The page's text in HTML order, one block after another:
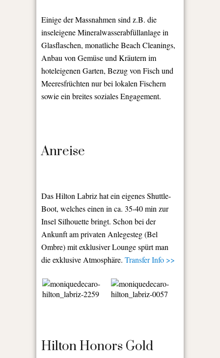
Einige der Massnahmen sind z.B. die
inseleigene Mineralwasserabfüllanlage in
Glasflaschen, monatliche Beach Cleanings,
Anbau von Gemüse und Kräutern im
hoteleigenen Garten, Bezug von Fisch und
Meeresfrüchten nur bei lokalen Fischern
sowie ein breites soziales Engagement.
Anreise
Das Hilton Labriz hat ein eigenes Shuttle-
Boot, welches einen in ca. 35-40 min zur
Insel Silhouette bringt. Schon bei der
Ankunft am privaten Anlegesteg (Bel
Ombre) mit exklusiver Lounge spürt man
die exklusive Atmosphäre. Transfer Info >>
Hilton Honors Gold